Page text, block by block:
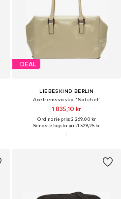
DEAL
LIEBESKIND BERLIN
Axelremsväska 'Satchel'
1 835,10 kr
Ordinarie pris: 2 269,00 kr
Senaste lägsta pris:1 529,25 kr